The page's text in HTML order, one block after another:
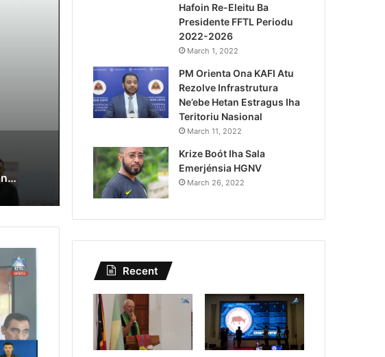
Lei Siberseguransa Ajuda
Kaptura Autór Kriminozu
Estranjeiru
Lei Siberseguransa Ajuda Autoridade Polisiál Kaptura Autór Kriminozu ho Paradeiru Iha Estranjeiru
Hafoin Re-Eleitu Ba
Presidente FFTL Periodu
2022-2026
March 1, 2022
PM Orienta Ona KAFI Atu
Rezolve Infrastrutura
Ne’ebe Hetan Estragus Iha
Teritoriu Nasional
March 11, 2022
Krize Boót Iha Sala
Emerjénsia HGNV
March 26, 2022
Recent